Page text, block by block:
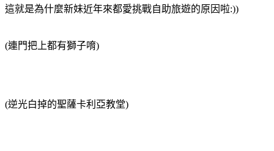
這就是為什麼新妹近年來都愛挑戰自助旅遊的原因啦:))
(連門把上都有獅子唷)
(逆光白掉的聖薩卡利亞教堂)